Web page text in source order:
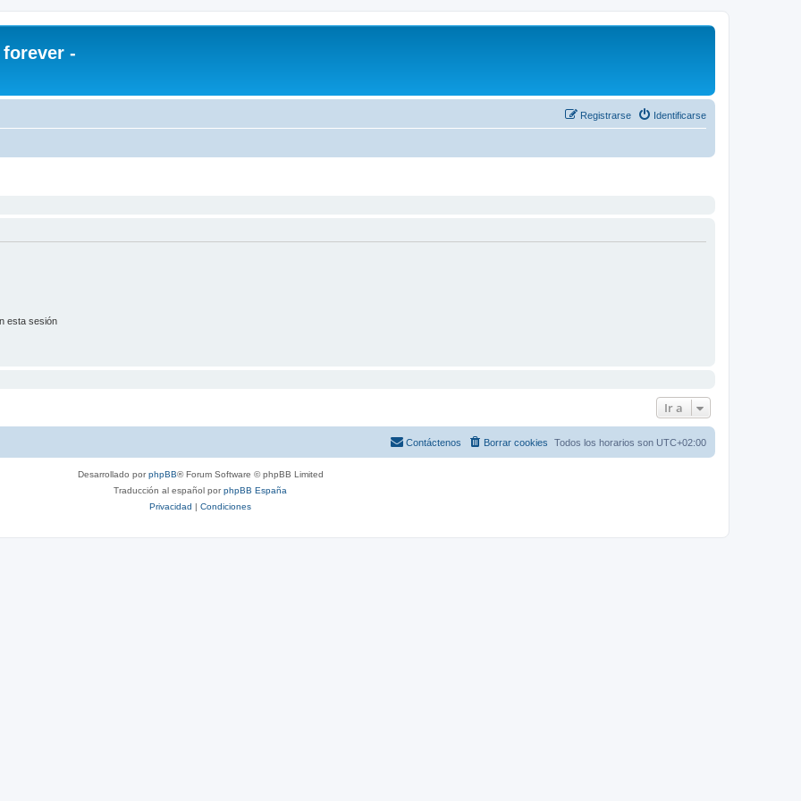
forever -
Identificarse
Registrarse
esta sesión
Ir a
Todos los horarios son UTC+02:00
Borrar cookies
Contáctenos
Desarrollado porphpBB® Forum Software © phpBB Limited
Traducción al español porphpBB España
Privacidad | Condiciones